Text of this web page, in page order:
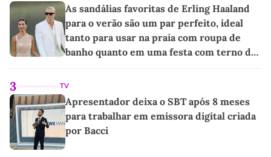
As sandálias favoritas de Erling Haaland
para o verão são um par perfeito, ideal
tanto para usar na praia com roupa de
banho quanto em uma festa com terno de
3 TV
Apresentador deixa o SBT após 8 meses
para trabalhar em emissora digital criada
por Bacci